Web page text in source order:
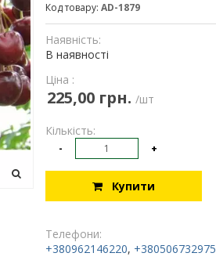
Код товару: AD-1879
Наявність:
В наявності
Ціна :
225,00 грн. /шт
Кількість:
- +
Купити
Телефони:
+380962146220, +380506732975